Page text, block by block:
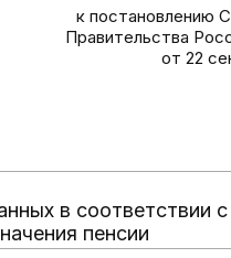
к постановлению
Правительства
от 22
в соответствии
пенсии